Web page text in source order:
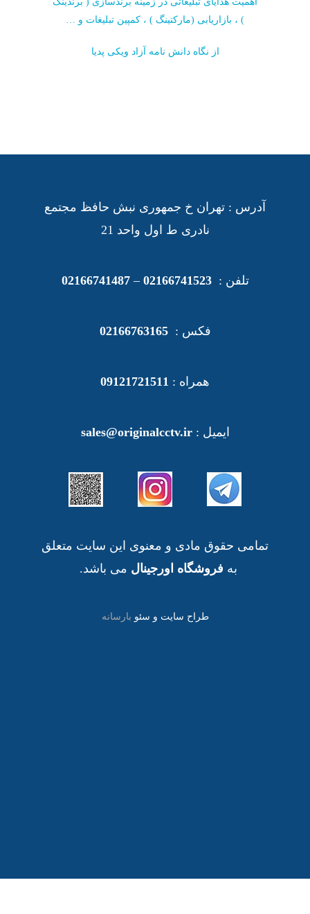
) ، بازاریابی (مارکتینگ ) ، کمپین تبلیغات و …
از نگاه دانش نامه آزاد ویکی پدیا
آدرس : تهران خ جمهوری نبش حافظ مجتمع
نادری ط اول واحد 21
تلفن :02166741523
–
02166741487
فکس :02166763165
همراه : 09121721511
ایمیل :sales@originalcctv.ir
تمامی حقوق مادی و معنوی این سایت متعلق
به فروشگاه اورجینال می باشد.
طراح سایت و سئو بارسانه